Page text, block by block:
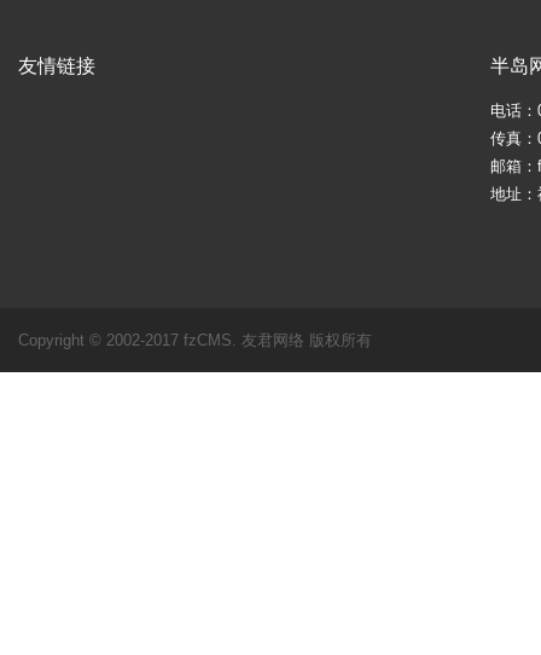
友情链接 半岛
电话：
传真：
邮箱
地址
Copyright © 2002-2017 fzCMS. 友君网络 版权所有